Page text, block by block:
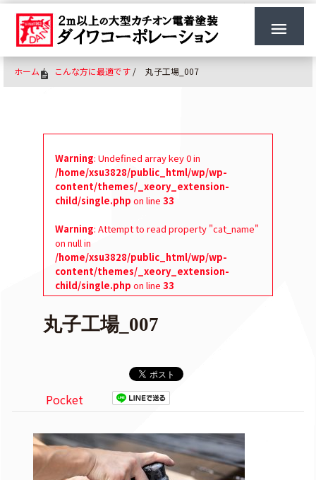
ホーム/ こんな方に最適です / 丸子工場_007
Warning: Undefined array key 0 in
/home/xsu3828/public_html/wp/wp-
content/themes/_xeory_extension-
child/single.php on line 33
Warning: Attempt to read property "cat_name"
on null in
/home/xsu3828/public_html/wp/wp-
content/themes/_xeory_extension-
child/single.php on line 33
丸子工場_007
Pocket